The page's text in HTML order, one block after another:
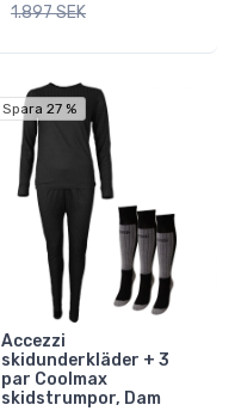
1.897 SEK
Spara 27 %
Accezzi
skidunderkläder + 3
par Coolmax
skidstrumpor, Dam